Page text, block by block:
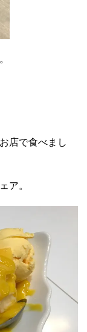
店で食べまし
ア。